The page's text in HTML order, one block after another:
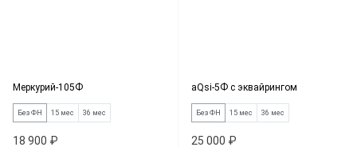
Меркурий-105Ф
Без ФН 15 мес 36 мес
18 900 ₽
aQsi-5Ф с эквайрингом
Без ФН 15 мес 36 мес
25 000 ₽